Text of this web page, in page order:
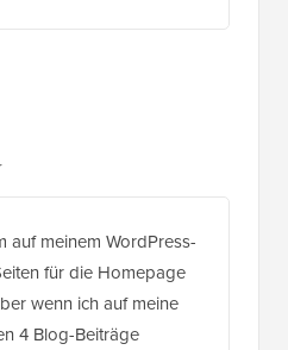
auf meinem WordPress-
für die Homepage
wenn ich auf meine
4 Blog-Beiträge